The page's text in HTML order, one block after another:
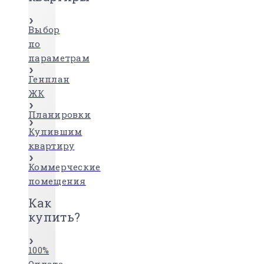
Выбор
по
параметрам
Генплан
ЖК
Планировки
Купившим
квартиру
Коммерческие
помещения
Как
купить?
100%